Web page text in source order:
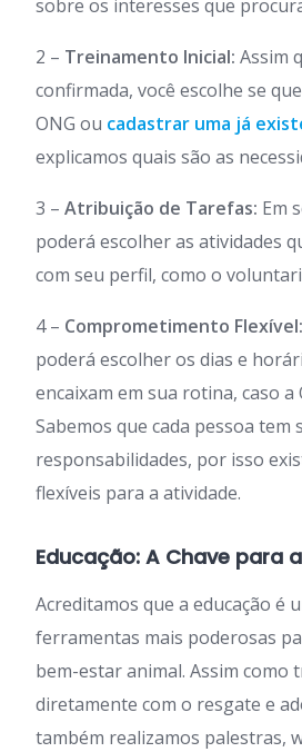
sobre os interesses que
2 – Treinamento Inicial: Assim
confirmada, você escolhe se
ONG ou cadastrar uma já
explicamos quais são as
3 – Atribuição de Tarefas: Em
poderá escolher as atividades
com seu perfil, como o
4 – Comprometimento Flexível:
poderá escolher os dias e
encaixam em sua rotina, caso a
Sabemos que cada pessoa tem
responsabilidades, por isso
flexíveis para a atividade.
Educação: A Chave para
Acreditamos que a educação é
ferramentas mais poderosas
bem-estar animal. Assim como
diretamente com o resgate e
também realizamos palestras,